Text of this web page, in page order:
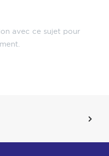
avec ce sujet pour